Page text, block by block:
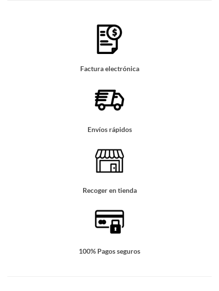
Factura electrónica
Envíos rápidos
Recoger en tienda
100% Pagos seguros